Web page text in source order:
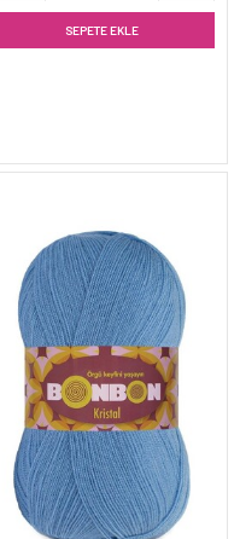
SEPETE EKLE